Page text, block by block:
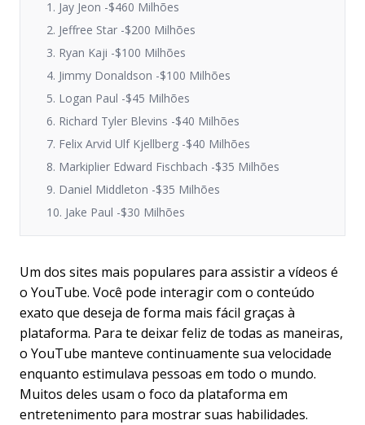
1. Jay Jeon -$460 Milhões
2. Jeffree Star -$200 Milhões
3. Ryan Kaji -$100 Milhões
4. Jimmy Donaldson -$100 Milhões
5. Logan Paul -$45 Milhões
6. Richard Tyler Blevins -$40 Milhões
7. Felix Arvid Ulf Kjellberg -$40 Milhões
8. Markiplier Edward Fischbach -$35 Milhões
9. Daniel Middleton -$35 Milhões
10. Jake Paul -$30 Milhões
Um dos sites mais populares para assistir a vídeos é
o YouTube. Você pode interagir com o conteúdo
exato que deseja de forma mais fácil graças à
plataforma. Para te deixar feliz de todas as maneiras,
o YouTube manteve continuamente sua velocidade
enquanto estimulava pessoas em todo o mundo.
Muitos deles usam o foco da plataforma em
entretenimento para mostrar suas habilidades.